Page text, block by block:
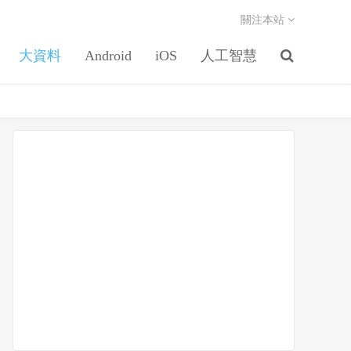
大資料 Android iOS 人工智慧
關注本站